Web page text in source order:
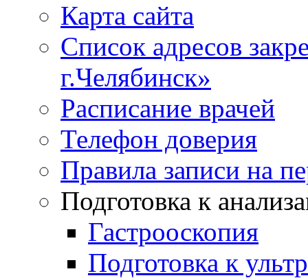
Карта сайта
Список адресов
г.Челябинск»
Расписание врачей
Телефон доверия
Правила записи на
Подготовка к
Гастрооскопия
Подготовка к